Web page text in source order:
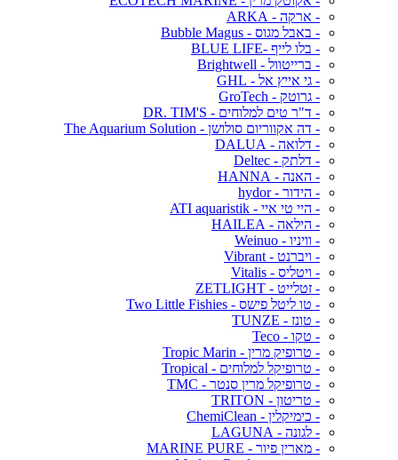
- ארקה - ARKA
- באבל מגוס - Bubble Magus
- בלו לייף -BLUE LIFE
- ברייטוול - Brightwell
- גי אייץ אל - GHL
- גרוטק - GroTech
- ד"ר טים למלוחים - DR. TIM'S
- דה אקווריום סולושן - The Aquarium Solution
- דלואה - DALUA
- דלתק - Deltec
- האנה - HANNA
- הידור - hydor
- היי טי איי - ATI aquaristik
- הילאה - HAILEA
- וויניו - Weinuo
- ויברנט - Vibrant
- ויטליס - Vitalis
- זטלייט - ZETLIGHT
- טו ליטל פישס - Two Little Fishies
- טונז - TUNZE
- טקו - Teco
- טרופיק מרין - Tropic Marin
- טרופיקל למלוחים - Tropical
- טרופיקל מרין סנטר - TMC
- טריטון - TRITON
- כימיקלין - ChemiClean
- לגונה - LAGUNA
- מארין פיור - MARINE PURE